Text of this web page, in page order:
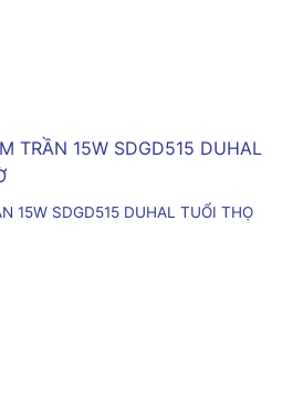
15W SDGD515 DUHAL TUỔI THỌ